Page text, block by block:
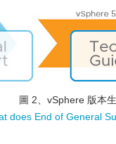
圖 2、vSphere 版本
does End of General